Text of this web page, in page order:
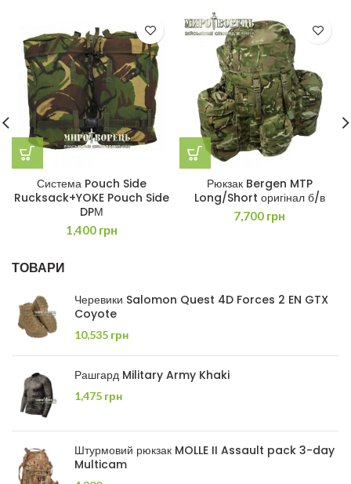
Система Pouch Side
Rucksack+YOKE Pouch Side
DPМ
1,400 грн
Рюкзак Bergen MTP
Long/Short оригінал б/в
7,700 грн
ТОВАРИ
Черевики Salomon Quest 4D Forces 2 EN GTX
Coyote
10,535 грн
Рашгард Military Army Khaki
1,475 грн
Штурмовий рюкзак MOLLE II Assault pack 3-day
Multicam